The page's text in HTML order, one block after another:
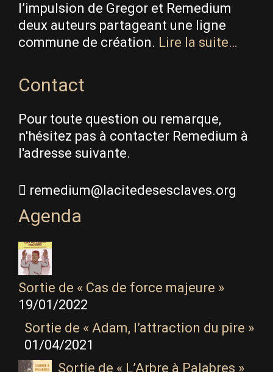
l’impulsion de Gregor et Remedium
deux auteurs partageant une ligne
commune de création. Lire la suite…
Contact
Pour toute question ou remarque,
n'hésitez pas à contacter Remedium à
l'adresse suivante.
remedium@lacitedesesclaves.org
Agenda
Sortie de « Cas de force majeure »
19/01/2022
Sortie de « Adam, l’attraction du pire »
01/04/2021
Sortie de « L’Arbre à Palabres »